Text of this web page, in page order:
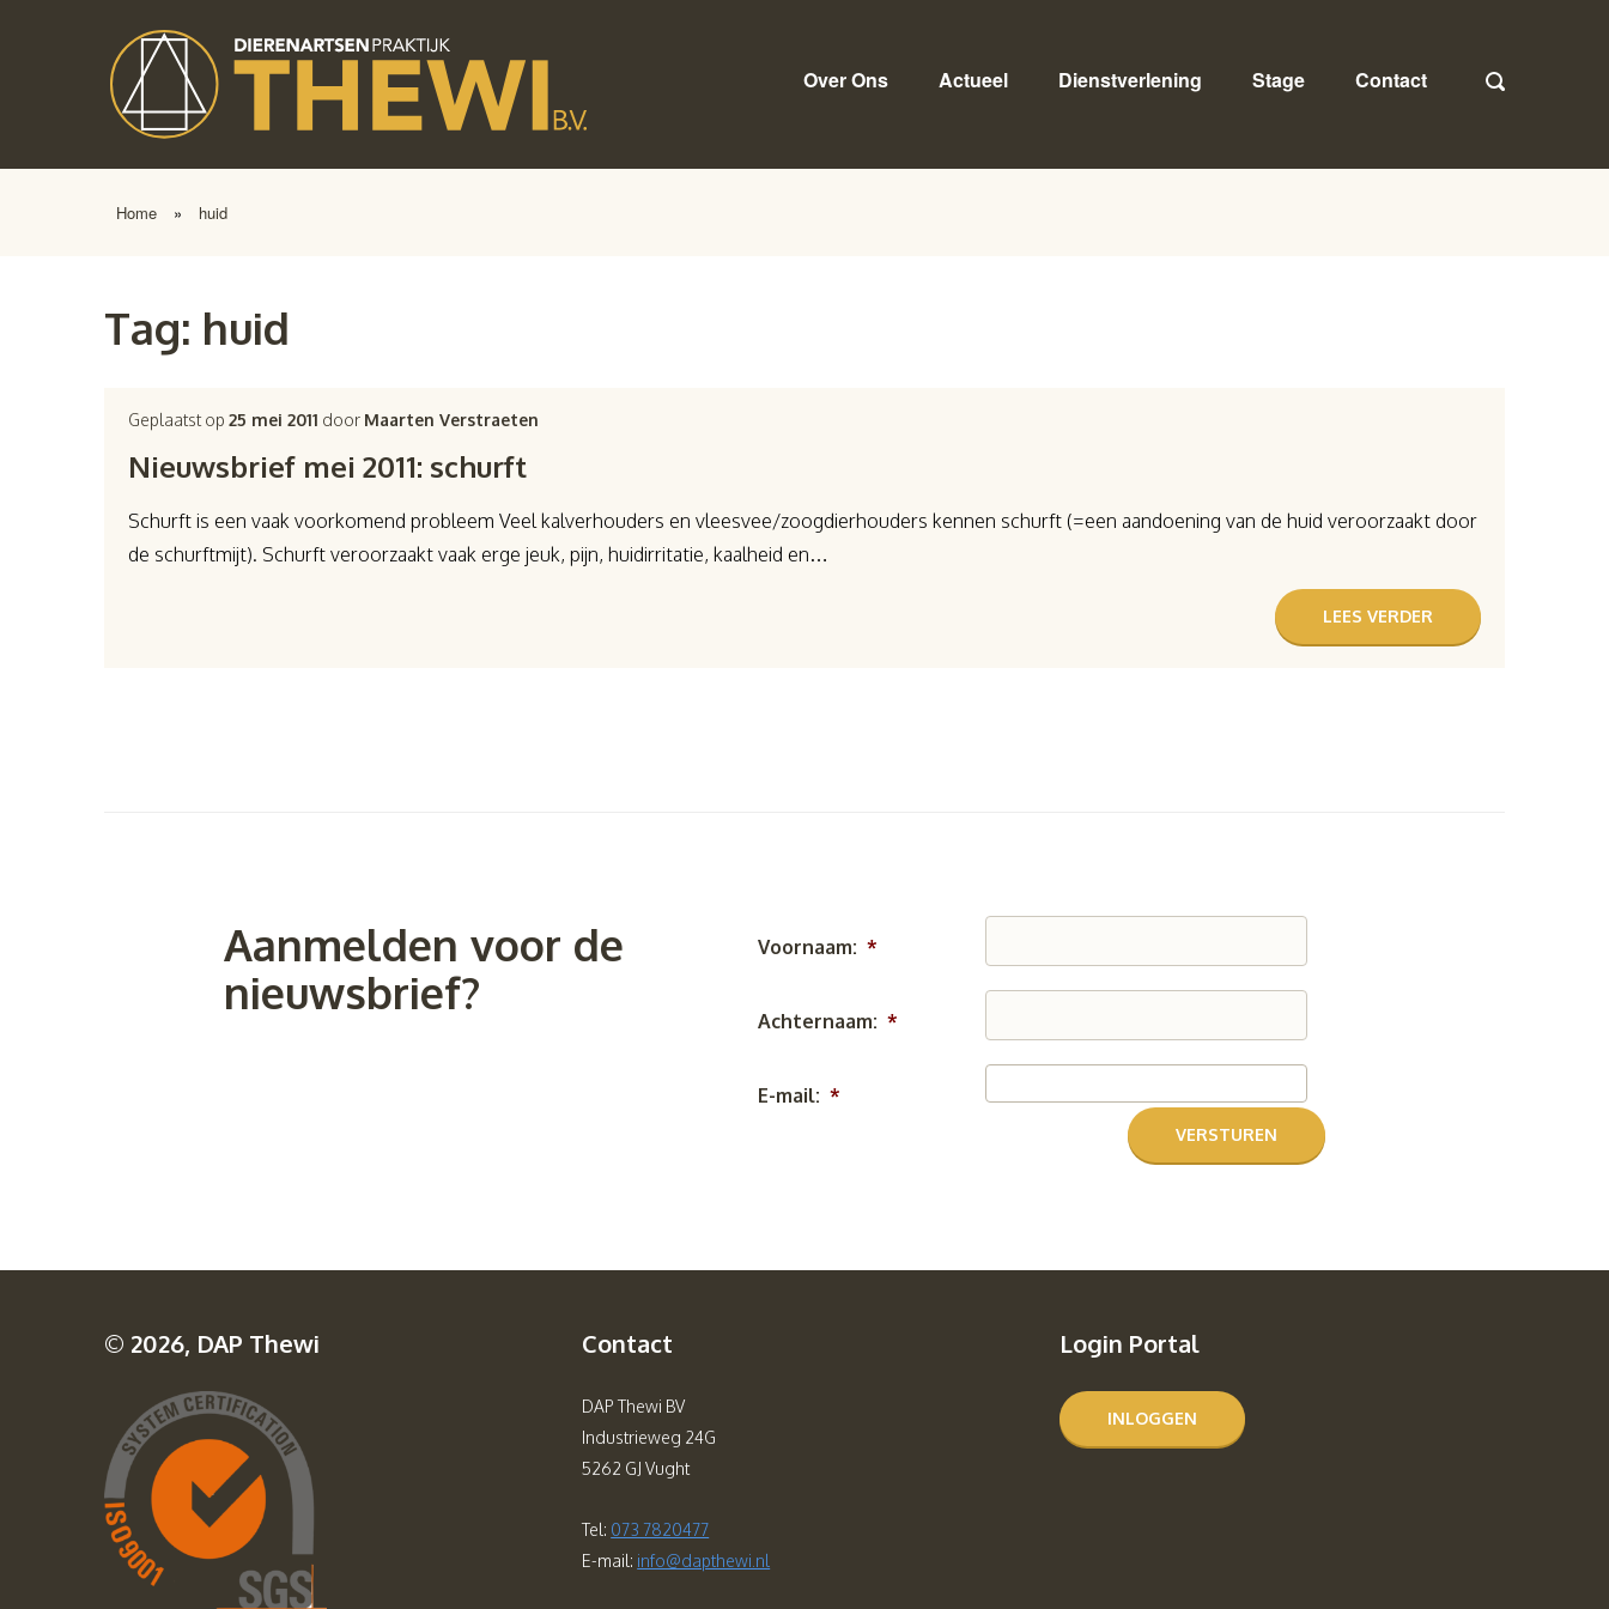
Over Ons Actueel Dienstverlening Stage Contact
Home » huid
Tag: huid
Geplaatst op25 mei 2011 door Maarten Verstraeten
Nieuwsbrief mei 2011: schurft
Schurft is een vaak voorkomend probleem Veel kalverhouders en vleesvee/zoogdierhouders kennen schurft (=een aandoening van de huid veroorzaakt door
de schurftmijt). Schurft veroorzaakt vaak erge jeuk, pijn, huidirritatie, kaalheid en…
LEES VERDER
Aanmelden voor de
nieuwsbrief?
Voornaam: *
Achternaam: *
E-mail: *
© 2026, DAP Thewi Contact
DAP Thewi BV
Industrieweg 24G
5262 GJ Vught
Tel: 073 7820477
E-mail: info@dapthewi.nl
Login Portal
INLOGGEN